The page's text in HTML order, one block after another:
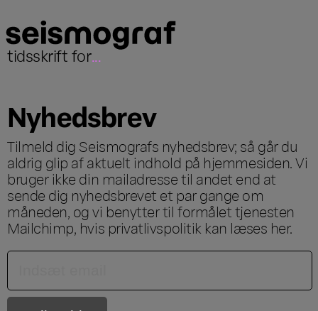
tidsskrift for...
Nyhedsbrev
Tilmeld dig Seismografs nyhedsbrev; så går du
aldrig glip af aktuelt indhold på hjemmesiden. Vi
bruger ikke din mailadresse til andet end at
sende dig nyhedsbrevet et par gange om
måneden, og vi benytter til formålet tjenesten
Mailchimp, hvis privatlivspolitik kan læses her.